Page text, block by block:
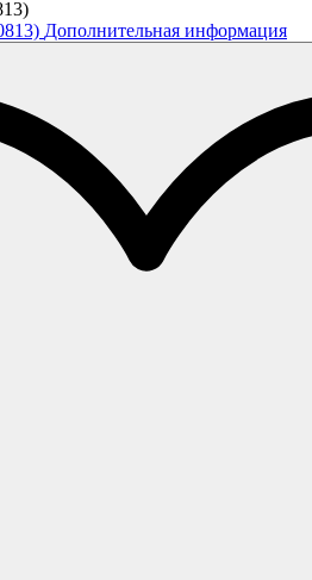
Дополнительная информация